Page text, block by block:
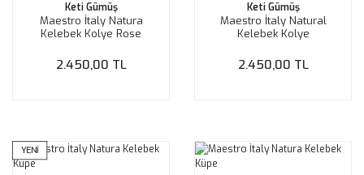
Keti Gümüş
Maestro İtaly Natura
Kelebek Kolye Rose
2.450,00 TL
Keti Gümüş
Maestro İtaly Natural
Kelebek Kolye
2.450,00 TL
YENİ